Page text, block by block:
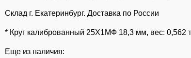
Склад г. Екатеринбург. Доставка по России
* Круг калиброванный 25Х1МФ 18,3 мм, вес:
Еще из наличия: